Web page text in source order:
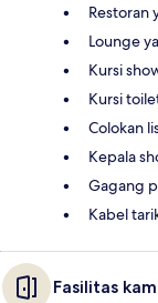
Restoran
Lounge
Kursi
Kursi
Colokan
Kepala
Gagang
Kabel
Fasilitas